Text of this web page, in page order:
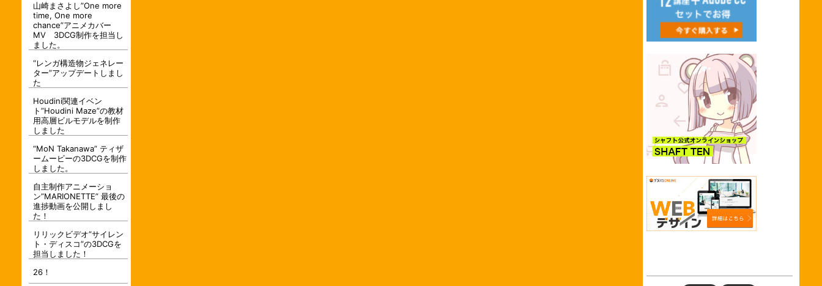
山崎まさよし”One more
time, One more
chance”アニメカバー
MV 3DCG制作を担当し
ました。
“レンガ構造物ジェネレー
ター”アップデートしまし
た
Houdini関連イベン
ト”Houdini Maze”の教材
用高層ビルモデルを制作
しました
“MoN Takanawa” ティザ
ームービーの3DCGを制作
しました。
自主制作アニメーショ
ン”MARIONETTE” 最後の
進捗動画を公開しまし
た！
リリックビデオ”サイレン
ト・ディスコ”の3DCGを
担当しました！
26！